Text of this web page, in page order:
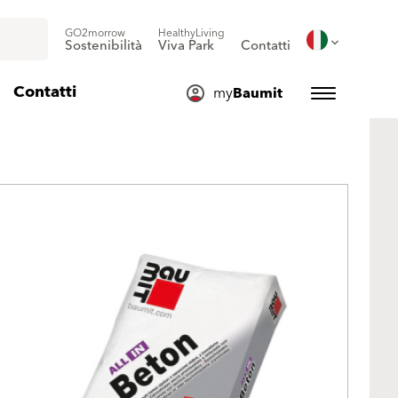
GO2morrow
Sostenibilità
HealthyLiving
Viva Park Contatti
Contatti myBaumit